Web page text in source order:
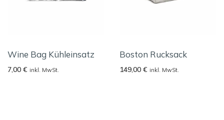
Wine Bag Kühleinsatz
7,00 € inkl. MwSt.
Boston Rucksack
149,00 € inkl. MwSt.